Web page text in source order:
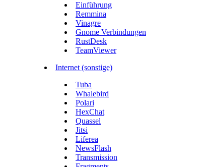
Einführung
Remmina
Vinagre
Gnome Verbindungen
RustDesk
TeamViewer
Internet (sonstige)
Tuba
Whalebird
Polari
HexChat
Quassel
Jitsi
Liferea
NewsFlash
Transmission